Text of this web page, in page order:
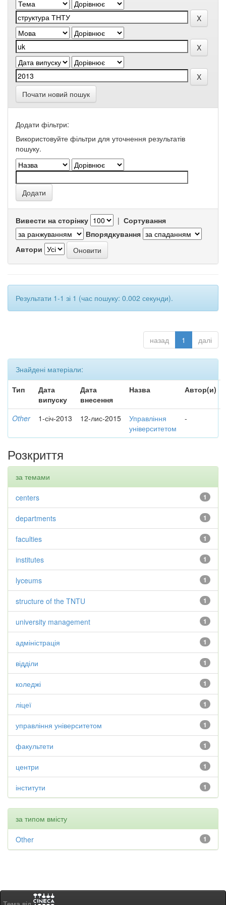
Почати новий пошук
Додати фільтри:
Використовуйте фільтри для уточнення результатів
пошуку.
Вивести на сторінку | Сортування
Впорядкування
Автори
Результати 1-1 зі 1 (час пошуку: 0.002 секунди).
назад 1 далі
Знайдені матеріали:
Тип
Дата
випуску
Дата
внесення
Назва Автор(и)
Other 1-січ-2013 12-лис-2015
Управління
університетом
-
Розкриття
за темами
1
centers
1
departments
1
faculties
1
institutes
1
lyceums
1
structure of the TNTU
1
university management
1
адміністрація
1
відділи
1
коледжі
1
ліцеї
1
управління університетом
1
факультети
1
центри
1
інститути
за типом вмісту
1
Other